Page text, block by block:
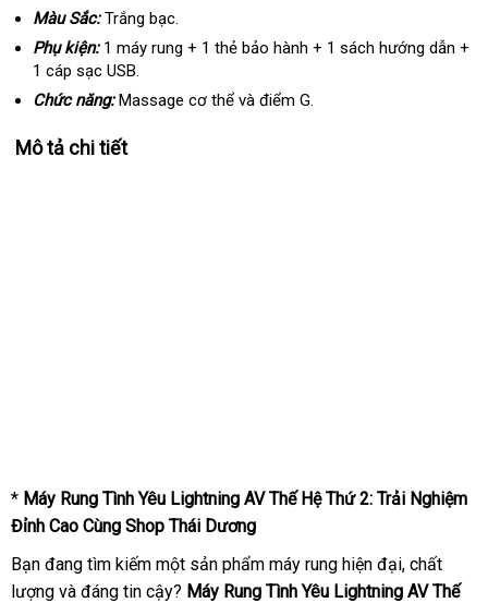
Màu Sắc:Trắng bạc.
Phụ kiện: 1 máy rung + 1 thẻ bảo hành + 1 sách hướng dẫn +
1 cáp sạc USB.
Chức năng:Massage cơ thể và điểm G.
Mô tả chi tiết
* Máy Rung Tình Yêu Lightning AV Thế Hệ Thứ 2: Trải Nghiệm
Đỉnh Cao Cùng Shop Thái Dương
Bạn đang tìm kiếm một sản phẩm máy rung hiện đại, chất
lượng và đáng tin cậy? Máy Rung Tình Yêu Lightning AV Thế